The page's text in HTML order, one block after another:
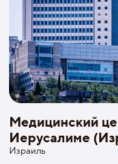
Медицинский
Иерусалиме
Израиль